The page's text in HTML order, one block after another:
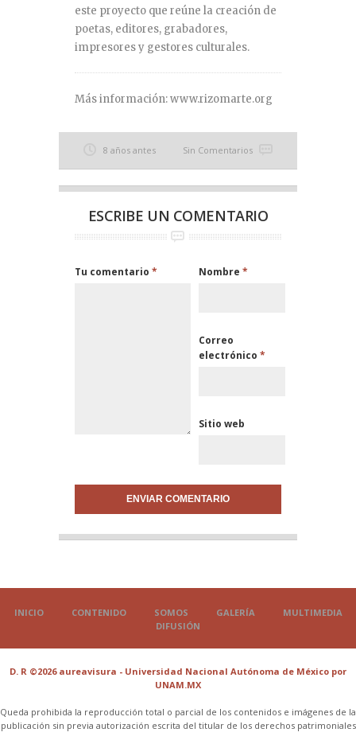
este proyecto que reúne la creación de
poetas, editores, grabadores,
impresores y gestores culturales.
Más información: www.rizomarte.org
8 años antes Sin Comentarios
ESCRIBE UN COMENTARIO
Nombre *
Correo
electrónico *
Sitio web
Tu comentario *
INICIO CONTENIDO SOMOS GALERÍA
MULTIMEDIA
DIFUSIÓN
D. R ©2026 aureavisura - Universidad Nacional Autónoma de México por
UNAM.MX
Queda prohibida la reproducción total o parcial de los contenidos e imágenes de la
publicación sin previa autorización escrita del titular de los derechos patrimoniales